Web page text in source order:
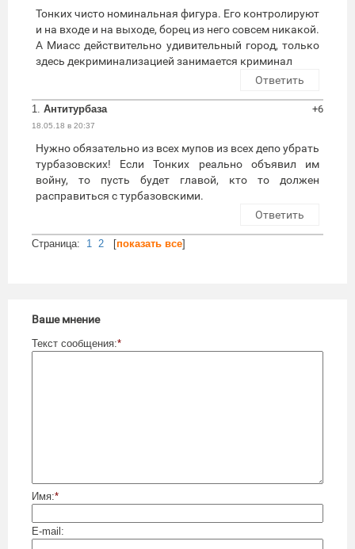
Тонких чисто номинальная фигура. Его контролируют
и на входе и на выходе, борец из него совсем никакой.
А Миасс действительно удивительный город, только
здесь декриминализацией занимается криминал
Ответить
1. Антитурбаза
18.05.18 в 20:37
+6
Нужно обязательно из всех мупов из всех депо убрать
турбазовских! Если Тонких реально объявил им
войну, то пусть будет главой, кто то должен
расправиться с турбазовскими.
Ответить
Cтраница: 1 2 [показать все]
Ваше мнение
Текст сообщения:*
Имя:*
E-mail: